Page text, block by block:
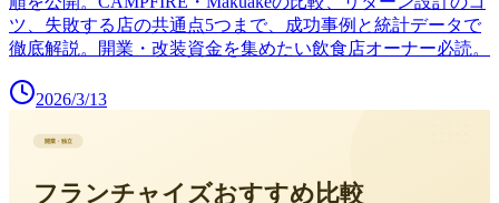
ツ、失敗する店の共通点5つまで、成功事例と統計データで
徹底解説。開業・改装資金を集めたい飲食店オーナー必読。
2026/3/13